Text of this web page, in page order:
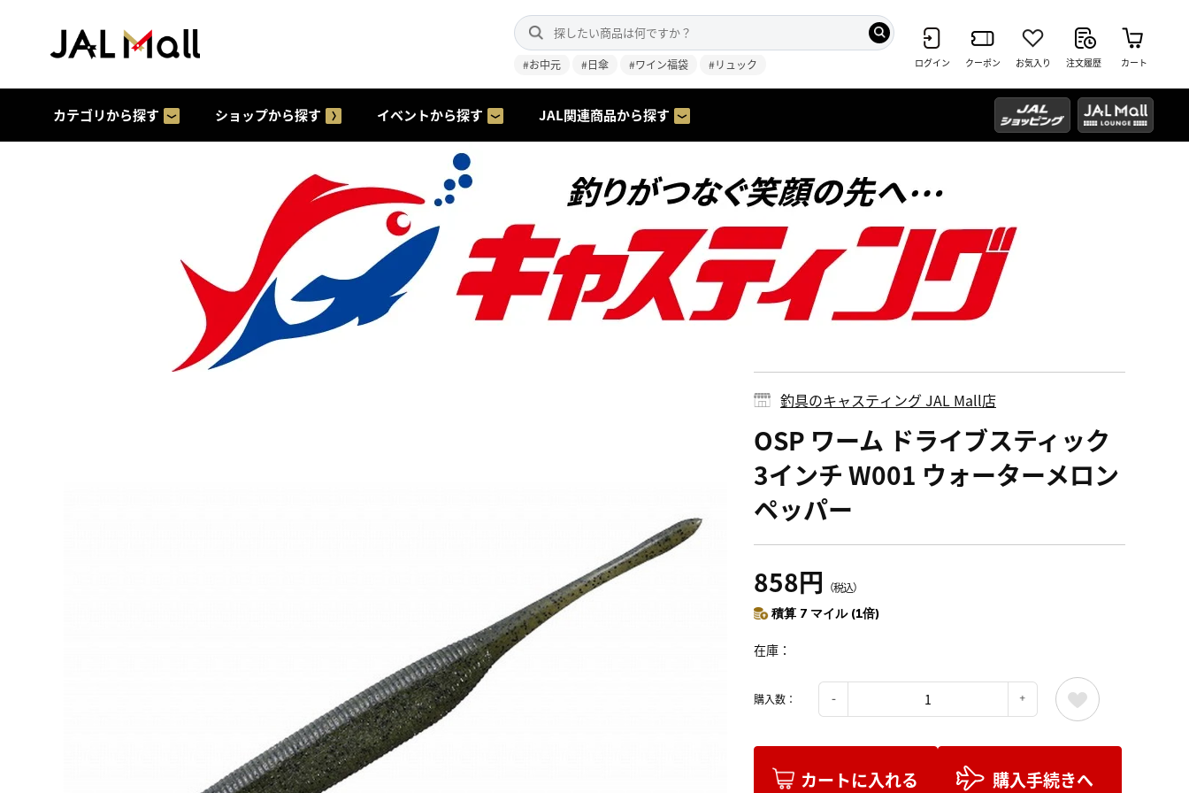
#お中元 #日傘 #ワイン福袋 #リュック ログイン クーポン お気入り 注文履歴 カート
カテゴリから探す ショップから探す イベントから探す JAL関連商品から探す
釣具のキャスティング JAL Mall店
OSP ワーム ドライブスティック
3インチ W001 ウォーターメロン
ペッパー
858円 （税込）
積算 7 マイル (1倍)
在庫
購入数：
カートに入れる 購入手続きへ